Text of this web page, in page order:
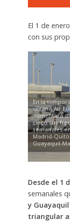
El 1 de
con sus
En la
verano Air
aumentará
cinco sus
semanales
Madrid-
Guayaquil-
Desde el 1
semanales
y Guayaquil
triangular